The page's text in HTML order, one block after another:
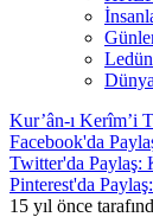
Kur’ân-ı Kerîm’i
Facebook'da
Twitter'da Paylaş:
Pinterest'da
15 yıl önce